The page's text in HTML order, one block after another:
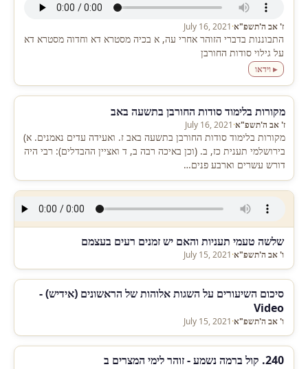
ז' אב ה'תשפ"א·
July 16, 2021
התבוננות בדברי הזוהר אחרי עה, א בכיה מסטרא דא וחדוה מסטרא דא
על גילוי סודות החורבן
▸ וידאו
מקורות בלימוד סודות החורבן בתשעה באב
ז' אב ה'תשפ"א·
July 16, 2021
מקורות בלימוד סודות החורבן בתשעה באב ז. ואעידה עדים נאמנים. א)
בירושלמי תענית כז, ב. (וכן באיכה רבה ב, ד ואציין ההבדלים): רבי היה
דורש עשרים וארבע פנים…
שלשה טעמי תעניות והאם יש זמנים רעים בעצמם
ו' אב ה'תשפ"א·
July 15, 2021
סיכום השיעורים על השגות אלוהות של הראשונים (אידיש) -
Video
ו' אב ה'תשפ"א·
July 15, 2021
240. קול ברמה נשמע - זוהר לימי המצרים ב